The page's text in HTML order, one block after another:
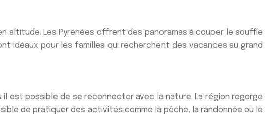
altitude. Les Pyrénées offrent des panoramas à couper le souffle
idéaux pour les familles qui recherchent des vacances au grand
est possible de se reconnecter avec la nature. La région regorge
de pratiquer des activités comme la pêche, la randonnée ou le